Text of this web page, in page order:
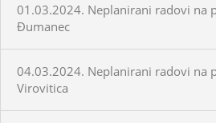
01.03.2024. Neplanirani radovi na
Đumanec
04.03.2024. Neplanirani radovi na
Virovitica